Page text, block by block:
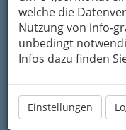
welche die
Nutzung von info-
unbedingt
Infos dazu finden
Einstellungen
Aberd a n n
beginnen!
Schließlich
Hindernisse